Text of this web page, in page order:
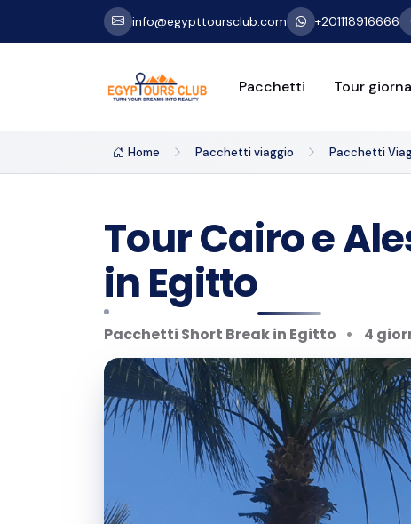
info@egypttoursclub.com +201118916666
Pacchetti Tour
Home Pacchetti viaggio Pacchetti
Tour Cairo e
in Egitto
Pacchetti Short Break in Egitto 4